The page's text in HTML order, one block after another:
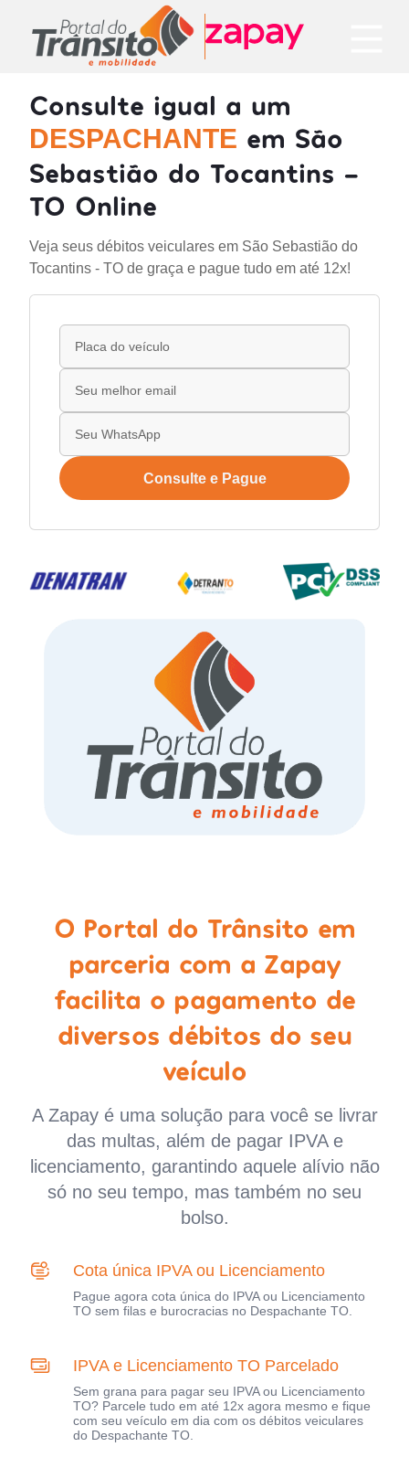
Consulte igual a um
DESPACHANTE em São
Sebastião do Tocantins -
TO Online
Veja seus débitos veiculares em São Sebastião do
Tocantins - TO de graça e pague tudo em até 12x!
Consulte e Pague
O Portal do Trânsito em
parceria com a Zapay
facilita o pagamento de
diversos débitos do seu
veículo
A Zapay é uma solução para você se livrar
das multas, além de pagar IPVA e
licenciamento, garantindo aquele alívio não
só no seu tempo, mas também no seu
bolso.
Cota única IPVA ou Licenciamento
Pague agora cota única do IPVA ou Licenciamento
TO sem filas e burocracias no Despachante TO.
IPVA e Licenciamento TO Parcelado
Sem grana para pagar seu IPVA ou Licenciamento
TO? Parcele tudo em até 12x agora mesmo e fique
com seu veículo em dia com os débitos veiculares
do Despachante TO.